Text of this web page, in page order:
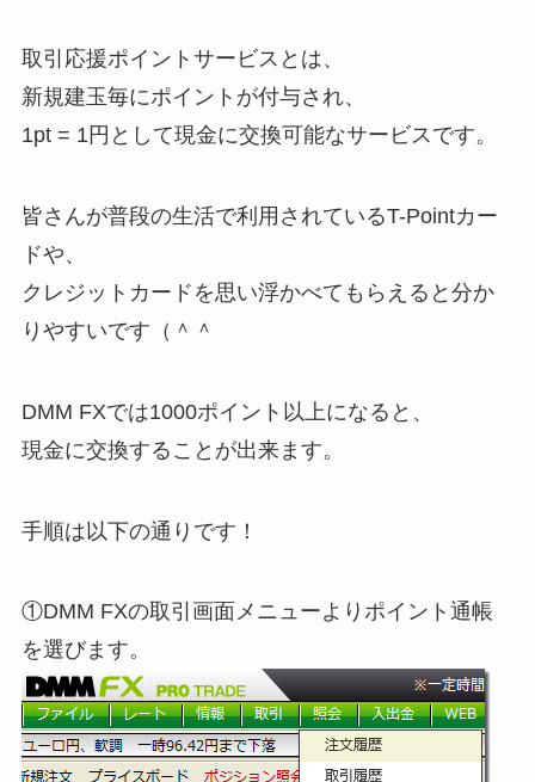
取引応援ポイントサービスとは、
新規建玉毎にポイントが付与され、
1pt = 1円として現金に交換可能なサービスです。
皆さんが普段の生活で利用されているT-Pointカー
ドや、
クレジットカードを思い浮かべてもらえると分か
りやすいです（＾＾
DMM FXでは1000ポイント以上になると、
現金に交換することが出来ます。
手順は以下の通りです！
①DMM FXの取引画面メニューよりポイント通帳
を選びます。